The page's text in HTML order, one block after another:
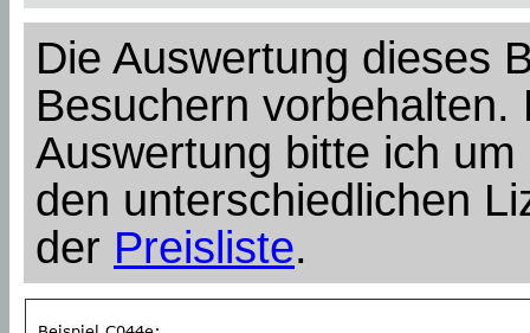
Die Auswertung dieses
Besuchern
Auswertung bitte ich
den unterschiedlichen
der Preisliste.